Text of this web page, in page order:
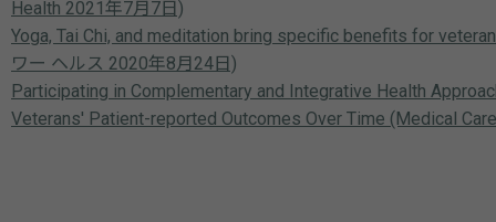
Health 2021年7月7日)
Yoga, Tai Chi, and meditation bring specific benefits for
ワー ヘルス 2020年8月24日)
Participating in Complementary and Integrative Health
Veterans' Patient-reported Outcomes Over Time (Medical